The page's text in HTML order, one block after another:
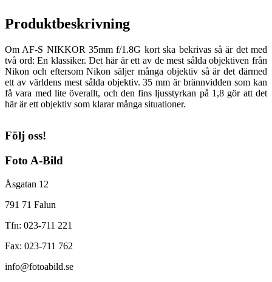
Produktbeskrivning
Om AF-S NIKKOR 35mm f/1.8G kort ska bekrivas så är det med
två ord: En klassiker. Det här är ett av de mest sålda objektiven från
Nikon och eftersom Nikon säljer många objektiv så är det därmed
ett av världens mest sålda objektiv. 35 mm är brännvidden som kan
få vara med lite överallt, och den fins ljusstyrkan på 1,8 gör att det
här är ett objektiv som klarar många situationer.
Följ oss!
Foto A-Bild
Åsgatan 12
791 71 Falun
Tfn: 023-711 221
Fax: 023-711 762
info@fotoabild.se